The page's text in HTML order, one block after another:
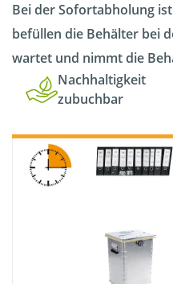
Bei der Sofortabholung
befüllen die Behälter bei
wartet und nimmt die
Nachhaltigkeit
zubuchbar